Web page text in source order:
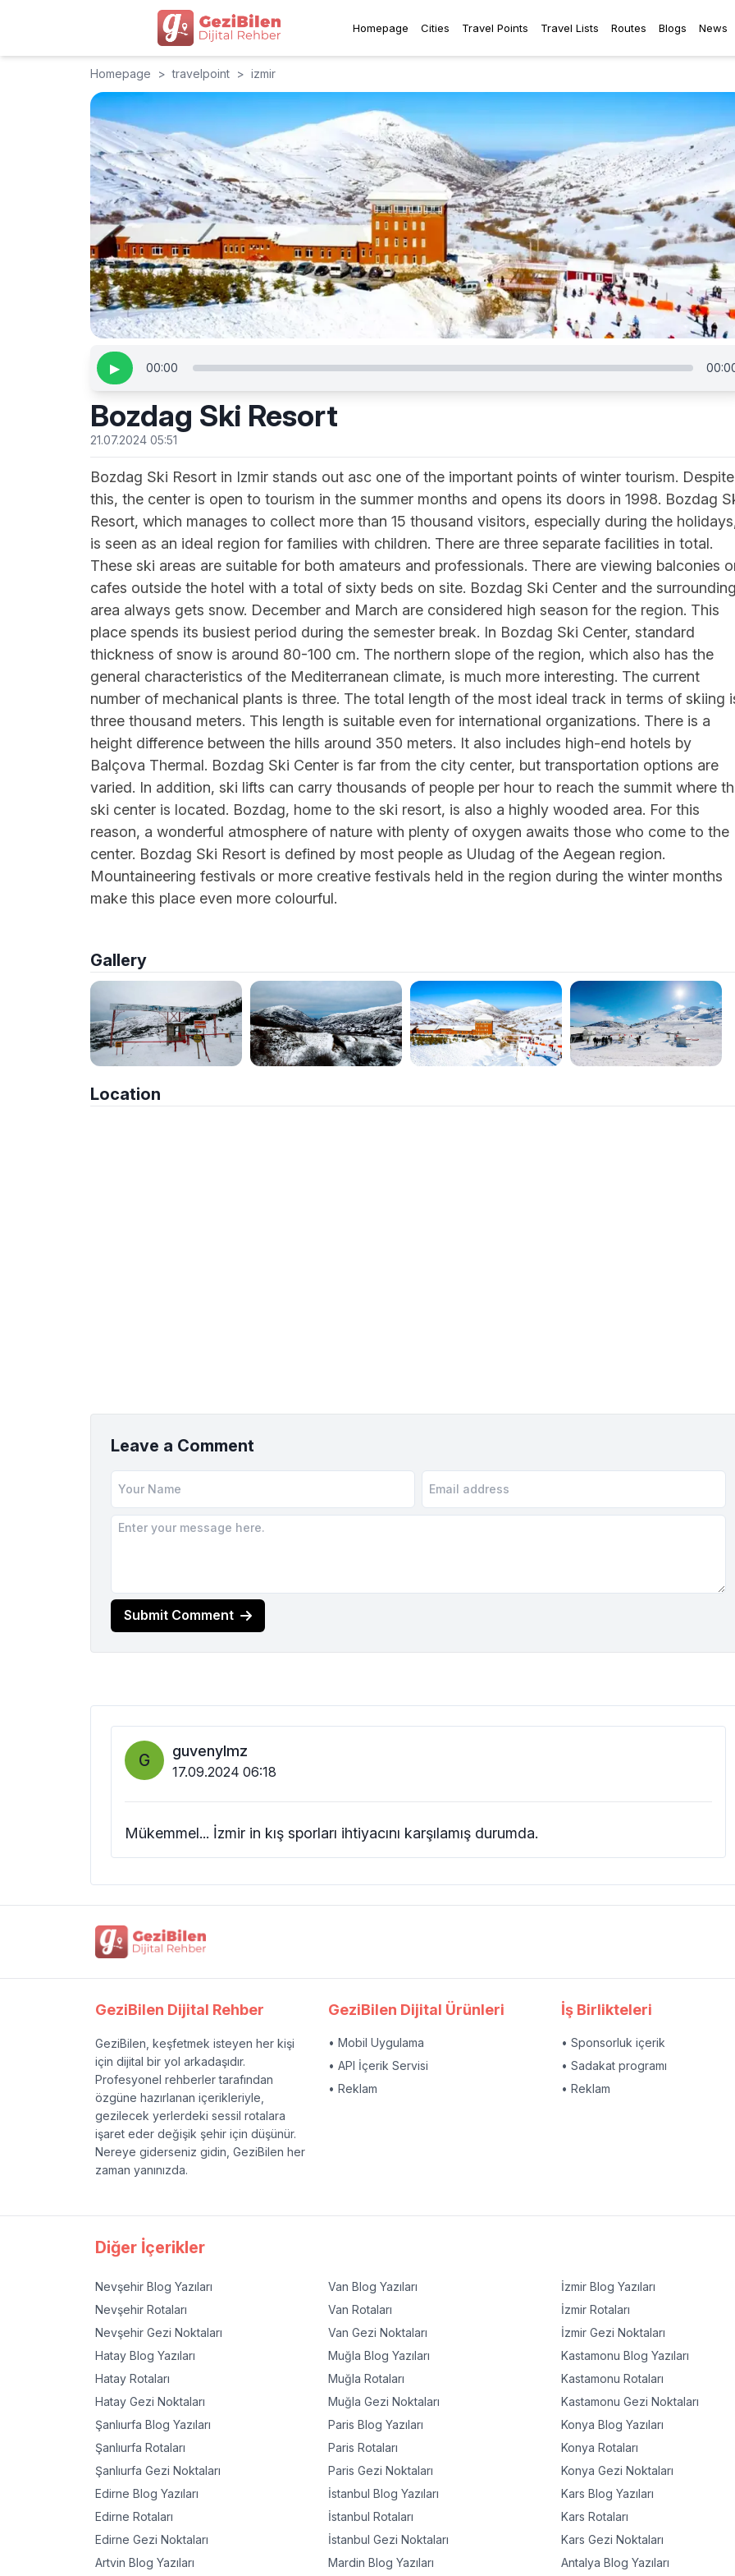
Homepage Cities Travel Points Travel Lists Routes Blogs News
Homepage > travelpoint > izmir
▶ 00:00
Bozdag Ski Resort
21.07.2024 05:51
Bozdag Ski Resort in Izmir stands out asc one of the important points of winter tourism. Despite
this, the center is open to tourism in the summer months and opens its doors in 1998. Bozdag
Resort, which manages to collect more than 15 thousand visitors, especially during the
is seen as an ideal region for families with children. There are three separate facilities in total.
These ski areas are suitable for both amateurs and professionals. There are viewing balconies
cafes outside the hotel with a total of sixty beds on site. Bozdag Ski Center and the
area always gets snow. December and March are considered high season for the region. This
place spends its busiest period during the semester break. In Bozdag Ski Center, standard
thickness of snow is around 80-100 cm. The northern slope of the region, which also has the
general characteristics of the Mediterranean climate, is much more interesting. The current
number of mechanical plants is three. The total length of the most ideal track in terms of skiing
three thousand meters. This length is suitable even for international organizations. There is a
height difference between the hills around 350 meters. It also includes high-end hotels by
Balçova Thermal. Bozdag Ski Center is far from the city center, but transportation options are
varied. In addition, ski lifts can carry thousands of people per hour to reach the summit where
ski center is located. Bozdag, home to the ski resort, is also a highly wooded area. For this
reason, a wonderful atmosphere of nature with plenty of oxygen awaits those who come to the
center. Bozdag Ski Resort is defined by most people as Uludag of the Aegean region.
Mountaineering festivals or more creative festivals held in the region during the winter months
make this place even more colourful.
Gallery
Location
Leave a Comment
Submit Comment
G guvenylmz
17.09.2024 06:18
Mükemmel... İzmir in kış sporları ihtiyacını karşılamış durumda.
GeziBilen Dijital Rehber
GeziBilen, keşfetmek isteyen her kişi
için dijital bir yol arkadaşıdır.
Profesyonel rehberler tarafından
özgüne hazırlanan içerikleriyle,
gezilecek yerlerdeki sessil rotalara
işaret eder değişik şehir için düşünür.
Nereye giderseniz gidin, GeziBilen her
zaman yanınızda.
GeziBilen Dijital Ürünleri
• Mobil Uygulama
• API İçerik Servisi
• Reklam
İş Birlikteleri
• Sponsorluk içerik
• Sadakat programı
• Reklam
Diğer İçerikler
Nevşehir Blog Yazıları
Nevşehir Rotaları
Nevşehir Gezi Noktaları
Hatay Blog Yazıları
Hatay Rotaları
Hatay Gezi Noktaları
Şanlıurfa Blog Yazıları
Şanlıurfa Rotaları
Şanlıurfa Gezi Noktaları
Edirne Blog Yazıları
Edirne Rotaları
Edirne Gezi Noktaları
Artvin Blog Yazıları
Van Blog Yazıları
Van Rotaları
Van Gezi Noktaları
Muğla Blog Yazıları
Muğla Rotaları
Muğla Gezi Noktaları
Paris Blog Yazıları
Paris Rotaları
Paris Gezi Noktaları
İstanbul Blog Yazıları
İstanbul Rotaları
İstanbul Gezi Noktaları
Mardin Blog Yazıları
İzmir Blog Yazıları
İzmir Rotaları
İzmir Gezi Noktaları
Kastamonu Blog Yazıları
Kastamonu Rotaları
Kastamonu Gezi Noktaları
Konya Blog Yazıları
Konya Rotaları
Konya Gezi Noktaları
Kars Blog Yazıları
Kars Rotaları
Kars Gezi Noktaları
Antalya Blog Yazıları